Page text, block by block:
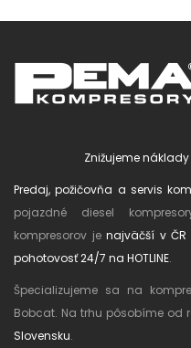
Znižujeme
Predaj, požičovňa a servis
pojazdné diesel
kompresorov jenajväčší v
pohotovosť 24/7 na HOTLINE.
Špecializujeme sa na
Bobcat. Na trhu pôsobíme od
Slovensku.